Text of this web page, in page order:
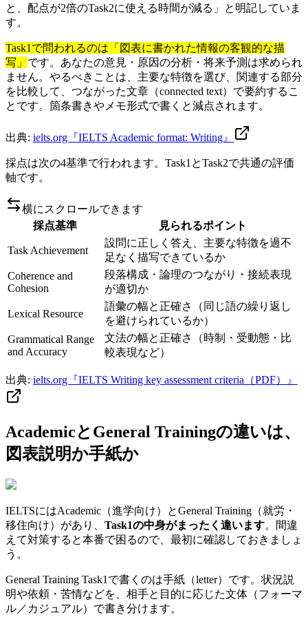
と、配点が2倍のTask2に使える時間が減る」と明記していま
す。
Task1で問われるのは「図表に書かれた情報の客観的な描
写」 です。あなたの意見・原因の分析・将来予測は求められ
ません。やるべきことは、主要な特徴を選び、関連する部分
を比較して、つながった文章（connected text）で要約するこ
とです。箇条書きやメモ形式で書くと減点されます。
出典: ielts.org『IELTS Academic format: Writing』
採点は次の4基準で行われます。Task1とTask2で共通の評価
軸です。
横にスクロールできます
採点基準
見られるポイント
Task Achievement
設問に正しく答え、主要な特徴を過不
足なく描写できているか
Coherence and
Cohesion
段落構成・論理のつながり・接続表現
が適切か
Lexical Resource
語彙の幅と正確さ（同じ語の繰り返し
を避けられているか）
Grammatical Range
and Accuracy
文法の幅と正確さ（時制・受動態・比
較表現など）
出典: ielts.org『IELTS Writing key assessment criteria（PDF）』
AcademicとGeneral Trainingの違いは、
図表説明か手紙か
IELTSにはAcademic（進学向け）とGeneral Training（就労・
移住向け）があり、 Task1の中身がまったく違います。間違
えて対策すると本番で困るので、最初に確認しておきましょ
う。
General Training Task1で書くのは手紙（letter）です。状況説
明や依頼・苦情などを、相手と目的に応じた文体（フォーマ
ル／カジュアル）で書き分けます。